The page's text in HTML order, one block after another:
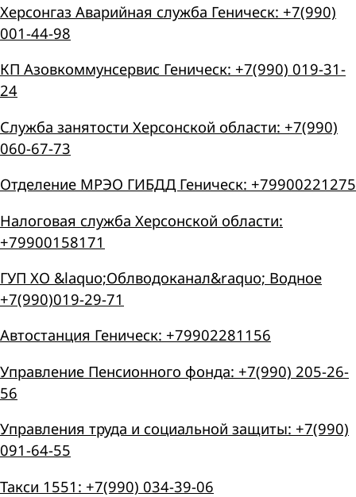
Херсонгаз Аварийная служба Геническ: +7(990)
001-44-98
КП Азовкоммунсервис Геническ: +7(990) 019-31-
24
Служба занятости Херсонской области: +7(990)
060-67-73
Отделение МРЭО ГИБДД Геническ: +79900221275
Налоговая служба Херсонской области:
+79900158171
ГУП ХО &laquo;Облводоканал&raquo; Водное
+7(990)019-29-71
Автостанция Геническ: +79902281156
Управление Пенсионного фонда: +7(990) 205-26-
56
Управления труда и социальной защиты: +7(990)
091-64-55
Такси 1551: +7(990) 034-39-06